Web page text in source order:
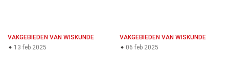
VAKGEBIEDEN VAN WISKUNDE
13 feb 2025
VAKGEBIEDEN VAN WISKUNDE
06 feb 2025